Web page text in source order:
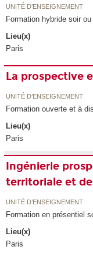
UNITÉ D’ENSEIGNEMENT
Formation hybride soir
Lieu(x)
Paris
La prospective
UNITÉ D’ENSEIGNEMENT
Formation ouverte et à
Lieu(x)
Paris
Ingénierie
territoriale et
UNITÉ D’ENSEIGNEMENT
Formation en présentiel
Lieu(x)
Paris